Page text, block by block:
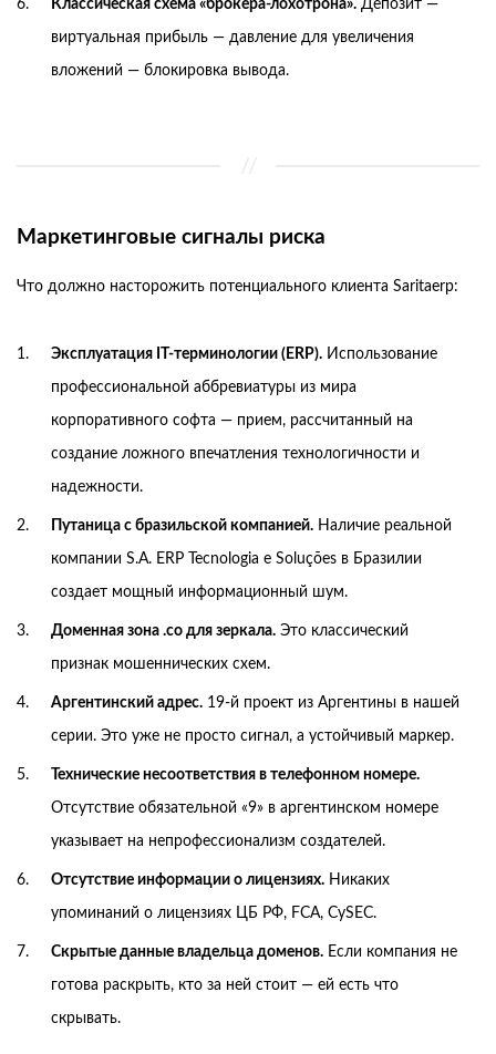
Классическая схема «брокера-лохотрона». Депозит —
виртуальная прибыль — давление для увеличения
вложений — блокировка вывода.
Маркетинговые сигналы риска
Что должно насторожить потенциального клиента Saritaerp:
Эксплуатация IT-терминологии (ERP). Использование
профессиональной аббревиатуры из мира
корпоративного софта — прием, рассчитанный на
создание ложного впечатления технологичности и
надежности.
Путаница с бразильской компанией. Наличие реальной
компании S.A. ERP Tecnologia e Soluções в Бразилии
создает мощный информационный шум.
Доменная зона .co для зеркала. Это классический
признак мошеннических схем.
Аргентинский адрес. 19-й проект из Аргентины в нашей
серии. Это уже не просто сигнал, а устойчивый маркер.
Технические несоответствия в телефонном номере.
Отсутствие обязательной «9» в аргентинском номере
указывает на непрофессионализм создателей.
Отсутствие информации о лицензиях. Никаких
упоминаний о лицензиях ЦБ РФ, FCA, CySEC.
Скрытые данные владельца доменов. Если компания не
готова раскрыть, кто за ней стоит — ей есть что
скрывать.